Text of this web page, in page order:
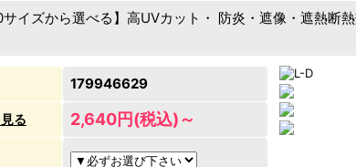
サイズから選べる】高UVカット・ 防炎・遮像・遮熱断
179946629
る 2,640円(税込)～